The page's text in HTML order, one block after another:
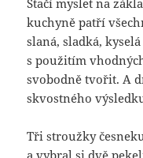
kuchyně patří
slaná, sladká,
s použitím
svobodně tvořit. A
skvostného
Tři stroužky
a vybral si dvě